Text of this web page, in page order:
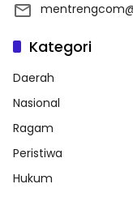
Kategori
Daerah
Nasional
Ragam
Peristiwa
Hukum